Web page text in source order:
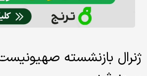
ژنرال بازنشسته